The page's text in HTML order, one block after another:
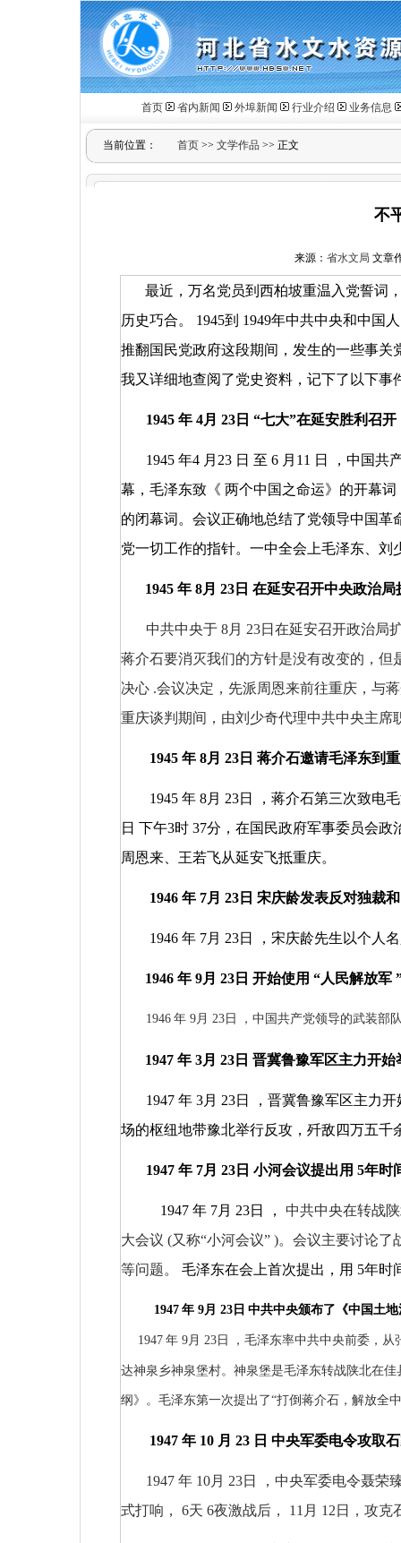
首页 省内新闻 外埠新闻 行业介绍 业务信息
当前位置： 首页 >> 文学作品 >> 正文
不
来源： 省水文局 文章
最近，万名党员到西柏坡重温入党誓词
历史巧合。 1945到 1949年中共中央和中国
推翻国民党政府这段期间，发生的一些事
我又详细地查阅了党史资料，记下了以下事
1945 年 4月 23日 “七大”在延安胜利召开
1945 年4 月23 日 至 6 月11 日
，中国共
幕，毛泽东致《 两个中国之命运》的开幕
的闭幕词。会议正确地总结了党领导中国
党一切工作的指针。一中全会上毛泽东、
1945 年 8月 23 日 在延安召开中央政治局
中共中央于 8月 23日在延安召开政治局
蒋介石要消灭我们的方针是没有改变的，
决心 .会议决定，先派周恩来前往重庆，与
重庆谈判期间，由刘少奇代理中共中央主
1945 年 8月 23 日 蒋介石邀请毛泽东到
1945 年 8月 23日
，蒋介石第三次致电
日 下午3时 37分，在国民政府军事委员会政
周恩来、王若飞从延安飞抵重庆。
1946 年 7月 23 日 宋庆龄发表反对独裁
1946 年 7月 23日 ，宋庆龄先生以个人
1946 年 9月 23 日 开始使用 “人民解放军
1946 年 9月 23 日 ，中国共产党领导的武装部
1947 年 3月 23 日 晋冀鲁豫军区主力开始
1947 年 3月 23日
，晋冀鲁豫军区主力
场的枢纽地带豫北举行反攻，歼敌四万五千
1947 年 7月 23日 小河会议提出用 5年时
1947 年 7月 23日 ，
中共中央在转战
大会议 (又称“小河会议” )。会议主要讨论了
等问题。
毛泽东在会上首次提出，用 5年时
1947 年 9月 23 日 中共中央颁布了《中国土
1947 年 9月 23 日 ，毛泽东率中共中央前委，
达神泉乡神泉堡村。神泉堡是毛泽东转战陕北在
纲》。毛泽东第一次提出了“打倒蒋介石，解放全
1947 年 10 月 23 日 中央军委电令攻取
1947 年 10月 23日
，中央军委电令聂荣
式打响， 6天 6夜激战后， 11 月 12 日，攻克